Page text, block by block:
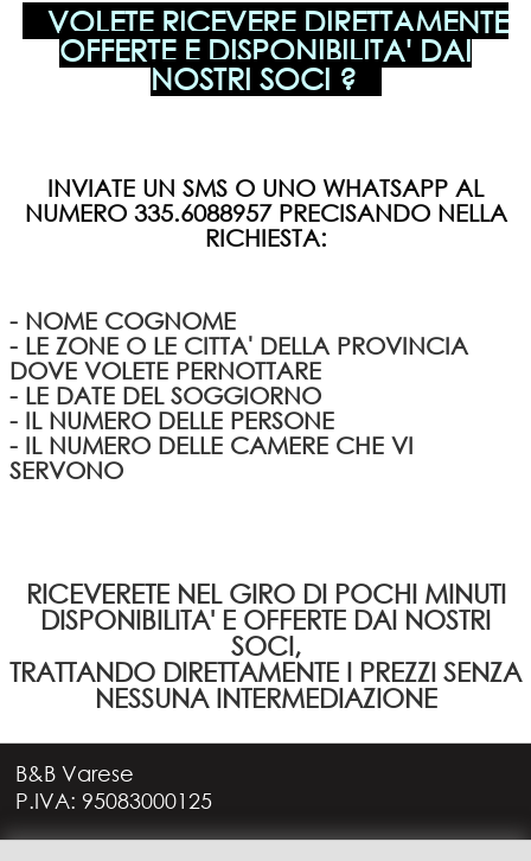
VOLETE RICEVERE DIRETTAMENTE
OFFERTE E DISPONIBILITA' DAI
NOSTRI SOCI ?
INVIATE UN SMS O UNO WHATSAPP AL
NUMERO 335.6088957 PRECISANDO NELLA
RICHIESTA:
- NOME COGNOME
- LE ZONE O LE CITTA' DELLA PROVINCIA
DOVE VOLETE PERNOTTARE
- LE DATE DEL SOGGIORNO
- IL NUMERO DELLE PERSONE
- IL NUMERO DELLE CAMERE CHE VI
SERVONO
RICEVERETE NEL GIRO DI POCHI MINUTI
DISPONIBILITA' E OFFERTE DAI NOSTRI
SOCI,
TRATTANDO DIRETTAMENTE I PREZZI SENZA
NESSUNA INTERMEDIAZIONE
B&B Varese
P.IVA: 95083000125